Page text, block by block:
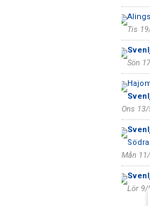
Tis
Sön
Ons
Mån
Lör 9/